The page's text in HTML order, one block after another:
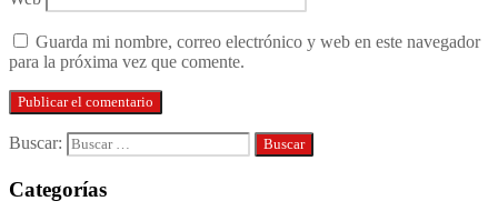
Guarda mi nombre, correo electrónico y web en este navegador
para la próxima vez que comente.
Buscar:
Categorías